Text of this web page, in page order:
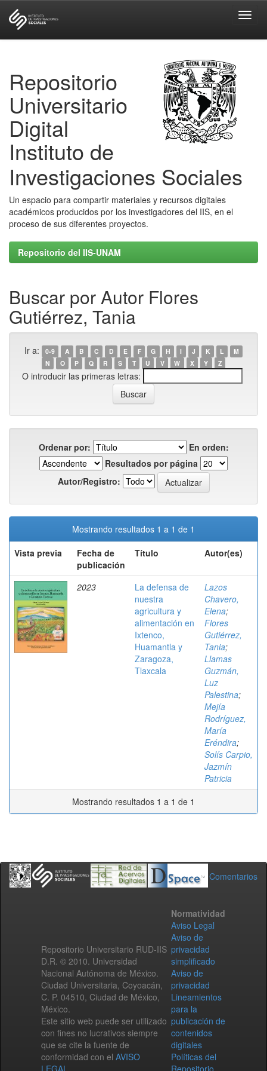
Repositorio
Universitario
Digital
Instituto de
Investigaciones Sociales
Un espacio para compartir materiales y recursos digitales
académicos producidos por los investigadores del IIS, en el
proceso de sus diferentes proyectos.
Repositorio del IIS-UNAM
Buscar por Autor Flores
Gutiérrez, Tania
Ir a: 0-9 A B C D E F G H I J K L
M
N
O P Q R S T U V W X Y Z
O introducir las primeras letras:
Ordenar por:
En orden:
Resultados por página
Autor/Registro:
Mostrando resultados 1 a 1 de 1
Vista previa
Fecha de
publicación
Título Autor(es)
2023
La defensa de
nuestra
agricultura y
alimentación en
Ixtenco,
Huamantla y
Zaragoza,
Tlaxcala
Lazos
Chavero,
Elena;
Flores
Gutiérrez,
Tania;
Llamas
Guzmán,
Luz
Palestina;
Mejía
Rodríguez,
María
Eréndira;
Solís Carpio,
Jazmín
Patricia
Mostrando resultados 1 a 1 de 1
Comentarios
Repositorio Universitario RUD-IIS
D.R. © 2010. Universidad
Nacional Autónoma de México.
Ciudad Universitaria, Coyoacán,
C. P. 04510, Ciudad de México,
México.
Este sitio web puede ser utilizado
con fines no lucrativos siempre
que se cite la fuente de
conformidad con el AVISO
LEGAL
Normatividad
Aviso Legal
Aviso de
privacidad
simplificado
Aviso de
privacidad
Lineamientos
para la
publicación de
contenidos
digitales
Políticas del
Repositorio